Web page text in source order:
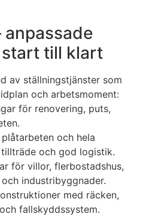
anpassade
till klart
av ställningstjänster som
och arbetsmoment:
för renovering, puts,
och hela
och god logistik.
för villor, flerbostadshus,
industribyggnader.
med räcken,
fallskyddssystem.